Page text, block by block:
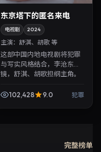
东京塔下的匿名来电
电视剧 2024
主演：舒淇、胡歌 等
这部中国内地电视剧将犯罪
与写实风格结合，李沧东掌
镜，舒淇、胡歌担纲主角。
面，对白精炼，适合晚间沉
102,428 9.0 犯罪
完整榜单